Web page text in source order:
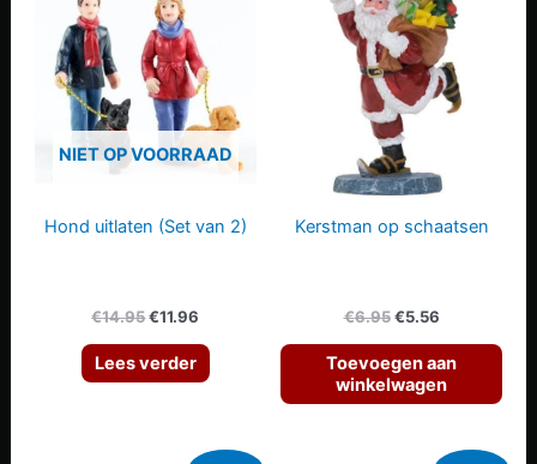
NIET OP VOORRAAD
Hond uitlaten (Set van 2)
€14.95Oorspronkelijke
was:
€14.95.
€11.96
is:
€11.96.
Lees verder
Kerstman op schaatsen
€6.95 Oorspronkelijke
was:
€6.95.
€5.56Huidige
is:
Toevoegen aan
winkelwagen